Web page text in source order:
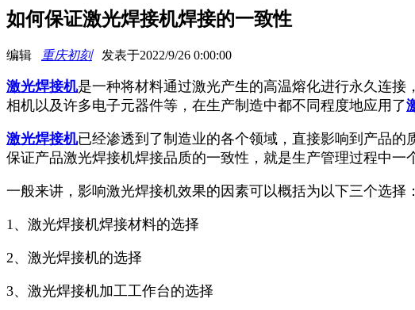
如何保证激光焊接机焊接的一致性
编辑 重庆初刻发表于2022/9/26 0:00:00
激光焊接机是一种将材料通过激光产生的高温熔化进行永久连
相机以及许多电子元器件等，在生产制造中都不同程度地应用了
激光焊接机已经渗透到了制造业的各个领域，直接影响到产品
保证产品激光焊接机焊接品质的一致性，就是生产管理过程中一
一般来讲，影响激光焊接机效果的因素可以概括为以下三个选择：
1、激光焊接机焊接材料的选择
2、激光焊接机的选择
3、激光焊接机加工工作台的选择